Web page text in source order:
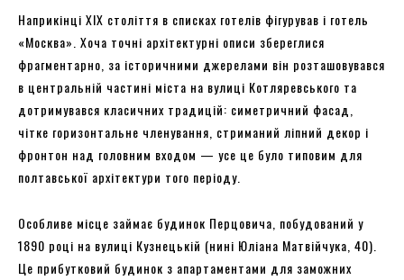
Наприкінці XIX століття в списках готелів фігурував і готель
«Москва». Хоча точні архітектурні описи збереглися
фрагментарно, за історичними джерелами він розташовувався
в центральній частині міста на вулиці Котляревського та
дотримувався класичних традицій: симетричний фасад,
чітке горизонтальне членування, стриманий ліпний декор і
фронтон над головним входом — усе це було типовим для
полтавської архітектури того періоду.
Особливе місце займає будинок Перцовича, побудований у
1890 році на вулиці Кузнецькій (нині Юліана Матвійчука, 40).
Це прибутковий будинок з апартаментами для заможних